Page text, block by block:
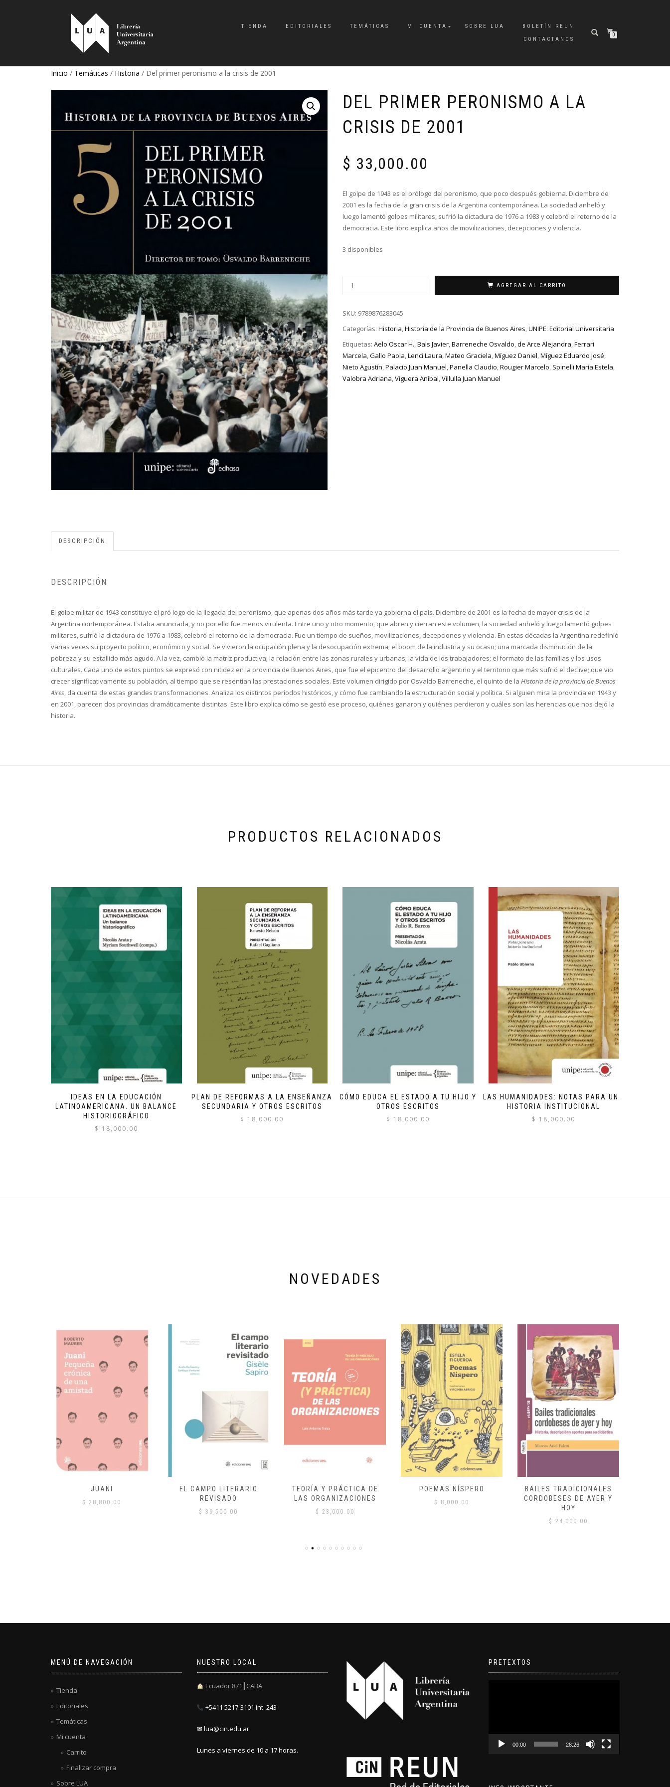
TIENDA EDITORIALES TEMÁTICAS MI CUENTA SOBRE LUA
BOLETÍN REUN
CONTACTANOS
0
Inicio / Temáticas / Historia / Del primer peronismo a la crisis de 2001
DEL PRIMER PERONISMO A LA
CRISIS DE 2001
$ 33,000.00
El golpe de 1943 es el prólogo del peronismo, que poco después gobierna. Diciembre de
2001 es la fecha de la gran crisis de la Argentina contemporánea. La sociedad anheló y
luego lamentó golpes militares, sufrió la dictadura de 1976 a 1983 y celebró el retorno de la
democracia. Este libro explica años de movilizaciones, decepciones y violencia.
3 disponibles
AGREGAR AL CARRITO
SKU: 9789876283045
Categorías: Historia,Historia de la Provincia de Buenos Aires,UNIPE: Editorial Universitaria
Etiquetas: Aelo Oscar H.,Bals Javier,Barreneche Osvaldo,de Arce Alejandra,Ferrari
Marcela,Gallo Paola,Lenci Laura,Mateo Graciela,Míguez Daniel,Míguez Eduardo José,
Nieto Agustín,Palacio Juan Manuel,Panella Claudio,Rougier Marcelo, Spinelli María Estela,
Valobra Adriana,Viguera Aníbal,Villulla Juan Manuel
DESCRIPCIÓN
DESCRIPCIÓN
El golpe militar de 1943 constituye el pró logo de la llegada del peronismo, que apenas dos años más tarde ya gobierna el país. Diciembre de 2001 es la fecha de mayor crisis de la
Argentina contemporánea. Estaba anunciada, y no por ello fue menos virulenta. Entre uno y otro momento, que abren y cierran este volumen, la sociedad anheló y luego lamentó golpes
militares, sufrió la dictadura de 1976 a 1983, celebró el retorno de la democracia. Fue un tiempo de sueños, movilizaciones, decepciones y violencia. En estas décadas la Argentina redefinió
varias veces su proyecto político, económico y social. Se vivieron la ocupación plena y la desocupación extrema; el boom de la industria y su ocaso; una marcada disminución de la
pobreza y su estallido más agudo. A la vez, cambió la matriz productiva; la relación entre las zonas rurales y urbanas; la vida de los trabajadores; el formato de las familias y los usos
culturales. Cada uno de estos puntos se expresó con nitidez en la provincia de Buenos Aires, que fue el epicentro del desarrollo argentino y el territorio que más sufrió el declive; que vio
crecer significativamente su población, al tiempo que se resentían las prestaciones sociales. Este volumen dirigido por Osvaldo Barreneche, el quinto de la Historia de la provincia de Buenos
Aires, da cuenta de estas grandes transformaciones. Analiza los distintos períodos históricos, y cómo fue cambiando la estructuración social y política. Si alguien mira la provincia en 1943 y
en 2001, parecen dos provincias dramáticamente distintas. Este libro explica cómo se gestó ese proceso, quiénes ganaron y quiénes perdieron y cuáles son las herencias que nos dejó la
historia.
PRODUCTOS RELACIONADOS
IDEAS EN LA EDUCACIÓN
LATINOAMERICANA. UN BALANCE
HISTORIOGRÁFICO
$ 18,000.00
PLAN DE REFORMAS A LA ENSEÑANZA
SECUNDARIA Y OTROS ESCRITOS
$ 18,000.00
CÓMO EDUCA EL ESTADO A TU HIJO Y
OTROS ESCRITOS
$ 18,000.00
LAS HUMANIDADES: NOTAS PARA UNA
HISTORIA INSTITUCIONAL
$ 18,000.00
NOVEDADES
JUANI
$ 28,800.00
EL CAMPO LITERARIO
REVISADO
$ 39,500.00
TEORÍA Y PRÁCTICA DE
LAS ORGANIZACIONES
$ 23,000.00
POEMAS NÍSPERO
$ 8,000.00
BAILES TRADICIONALES
CORDOBESES DE AYER Y
HOY
$ 24,000.00
MENÚ DE NAVEGACIÓN
Tienda
Editoriales
Temáticas
Mi cuenta
Carrito
Finalizar compra
Sobre LUA
NUESTRO LOCAL
Ecuador 871┃CABA
+5411 5217-3101 int. 243
✉ lua@cin.edu.ar
Lunes a viernes de 10 a 17 horas.
PRETEXTOS
00:00 28:26